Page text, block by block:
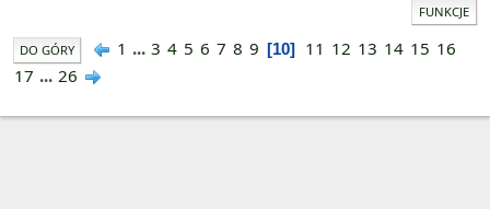
FUNKCJE
DO GÓRY 1 ... 3 4 5 6 7 8 9 10 11 12 13 14 15 16
17 ... 26